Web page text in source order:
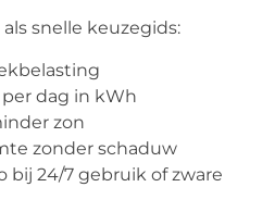
snelle keuzegids:
dag in kWh
zon
zonder schaduw
bij 24/7 gebruik of zware